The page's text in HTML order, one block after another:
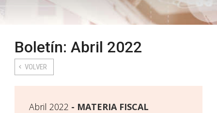
Boletín: Abril 2022
VOLVER
Abril 2022 MATERIA FISCAL